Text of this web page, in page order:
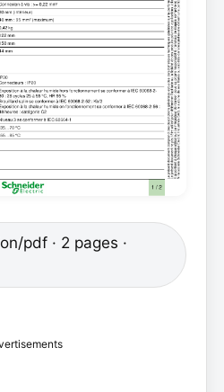
pdf · 2 pages ·